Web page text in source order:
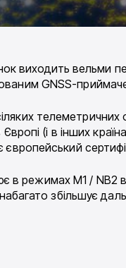
виходить вельми
GNSS-
телеметричних
(і в інших
в режимах M1 / ​​NB2
збільшує